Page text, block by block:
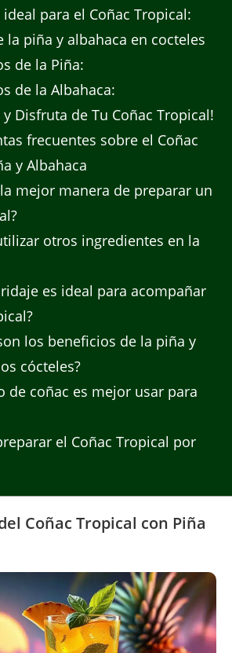
para el Coñac Tropical:
la piña y albahaca en cocteles
de la Piña:
de la Albahaca:
y Disfruta de Tu Coñac Tropical!
frecuentes sobre el Coñac
y Albahaca
mejor manera de preparar un
otros ingredientes en la
es ideal para acompañar
los beneficios de la piña y
cócteles?
de coñac es mejor usar para
el Coñac Tropical por
Coñac Tropical con Piña